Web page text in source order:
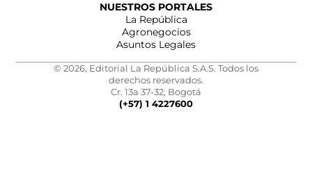
NUESTROS PORTALES
La República
Agronegocios
Asuntos Legales
© 2026, Editorial La República S.A.S. Todos los
derechos reservados.
Cr. 13a 37-32, Bogotá
(+57) 1 4227600